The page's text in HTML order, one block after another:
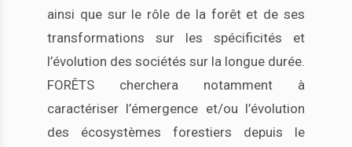
ainsi que sur le rôle de la forêt et de ses
transformations sur les spécificités et
l’évolution des sociétés sur la longue durée.
FORÊTS cherchera notamment à
caractériser l’émergence et/ou l’évolution
des écosystèmes forestiers depuis le